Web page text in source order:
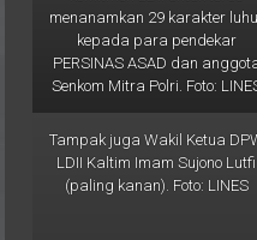
sambutannya menegaskan
komitmen LDII untuk terus
menanamkan 29 karakter luhur